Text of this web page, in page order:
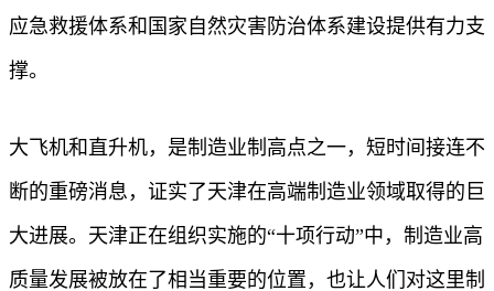
应急救援体系和国家自然灾害防治体系建设提供有力支
撑。
大飞机和直升机，是制造业制高点之一，短时间接连不
断的重磅消息，证实了天津在高端制造业领域取得的巨
大进展。天津正在组织实施的“十项行动”中，制造业高
质量发展被放在了相当重要的位置，也让人们对这里制